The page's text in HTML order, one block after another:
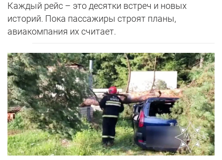
Каждый рейс – это десятки встреч и новых
историй. Пока пассажиры строят планы,
авиакомпания их считает.